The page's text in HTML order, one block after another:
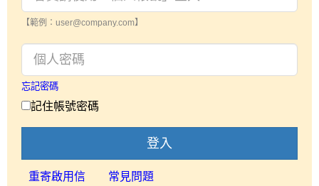
【範例：user@company.com】
忘記密碼
記住帳號密碼
登入
重寄啟用信 常見問題